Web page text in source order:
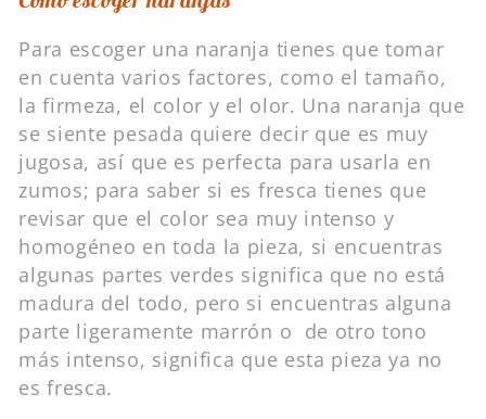
Para escoger una naranja tienes que tomar
en cuenta varios factores, como el tamaño,
la firmeza, el color y el olor. Una naranja que
se siente pesada quiere decir que es muy
jugosa, así que es perfecta para usarla en
zumos; para saber si es fresca tienes que
revisar que el color sea muy intenso y
homogéneo en toda la pieza, si encuentras
algunas partes verdes significa que no está
madura del todo, pero si encuentras alguna
parte ligeramente marrón o de otro tono
más intenso, significa que esta pieza ya no
es fresca.